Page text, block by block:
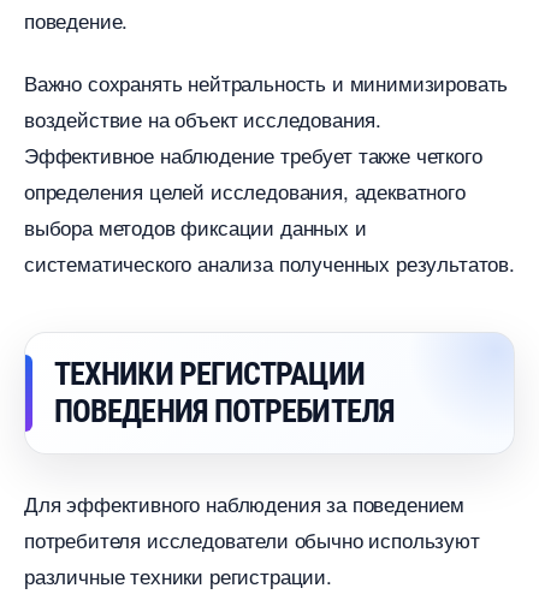
поведение.
ажно сохранять нейтральность и минимизировать
оздействие на объект исследования.
Эффективное наблюдение требует также четкого
определения целей исследования, адекватного
ыбора методов фиксации данных и
систематического анализа полученных результатов.
ТЕХНИКИ РЕГИСТРАЦИИ
ПОВЕДЕНИЯ ПОТРЕБИТЕЛЯ
Для эффективного наблюдения за поведением
потребителя исследователи обычно используют
различные техники регистрации.